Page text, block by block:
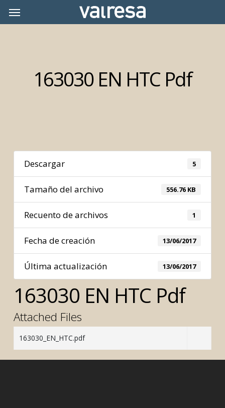
Menu
163030 EN HTC Pdf
Descargar 5
Tamaño del archivo 556.76 KB
Recuento de archivos 1
Fecha de creación 13/06/2017
Última actualización 13/06/2017
163030 EN HTC Pdf
Attached Files
163030_EN_HTC.pdf